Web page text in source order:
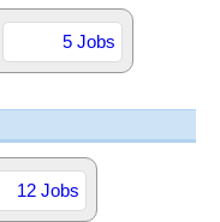
5 Jobs
12 Jobs